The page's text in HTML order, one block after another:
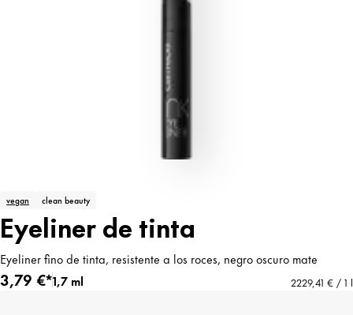
vegan clean beauty
Eyeliner de tinta
Eyeliner fino de tinta, resistente a los roces, negro oscuro mate
3,79 €*1,7 ml 2229,41 € / 1 l